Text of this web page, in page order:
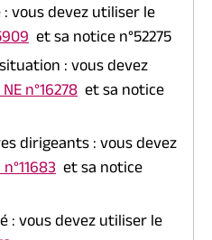
vous devez utiliser le
et sa notice n°52275
: vous devez
n°16278 et sa notice
dirigeants : vous devez
et sa notice
: vous devez utiliser le